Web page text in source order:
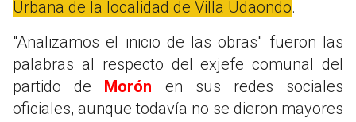
Urbana de la localidad de Villa Udaondo.
"Analizamos el inicio de las obras" fueron las
palabras al respecto del exjefe comunal del
partido de Morón en sus redes sociales
oficiales, aunque todavía no se dieron mayores